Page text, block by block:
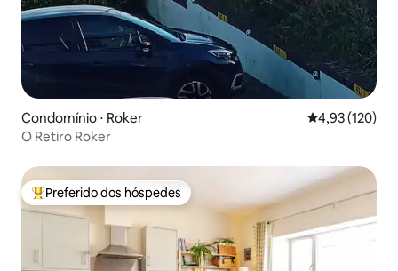
Condomínio ⋅ Roker 4,93 de uma
4,93 (120)
O Retiro Roker
Entre os melhores preferidos dos hóspedes
Preferido dos hóspedes